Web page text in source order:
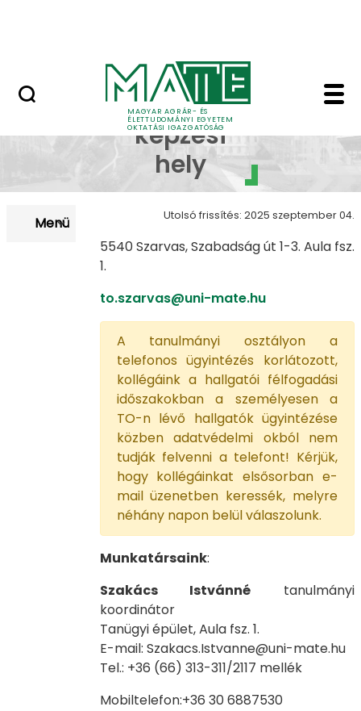
MAGYAR AGRÁR- ÉS
ÉLETTUDOMÁNYI EGYETEM
OKTATÁSI IGAZGATÓSÁG
Szarvas - MATE
Szarvas
képzési
hely
Menü Utolsó frissítés: 2025 szeptember 04.
5540 Szarvas, Szabadság út 1-3. Aula fsz.
1.
to.szarvas@uni-mate.hu
A tanulmányi osztályon a
telefonos ügyintézés korlátozott,
kollégáink a hallgatói félfogadási
időszakokban a személyesen a
TO-n lévő hallgatók ügyintézése
közben adatvédelmi okból nem
tudják felvenni a telefont! Kérjük,
hogy kollégáinkat elsősorban e-
mail üzenetben keressék, melyre
néhány napon belül válaszolunk.
Munkatársaink:
Szakács Istvánné tanulmányi
koordinátor
Tanügyi épület, Aula fsz. 1.
E-mail: Szakacs.Istvanne@uni-mate.hu
Tel.: +36 (66) 313-311/2117 mellék
Mobiltelefon:+36 30 6887530